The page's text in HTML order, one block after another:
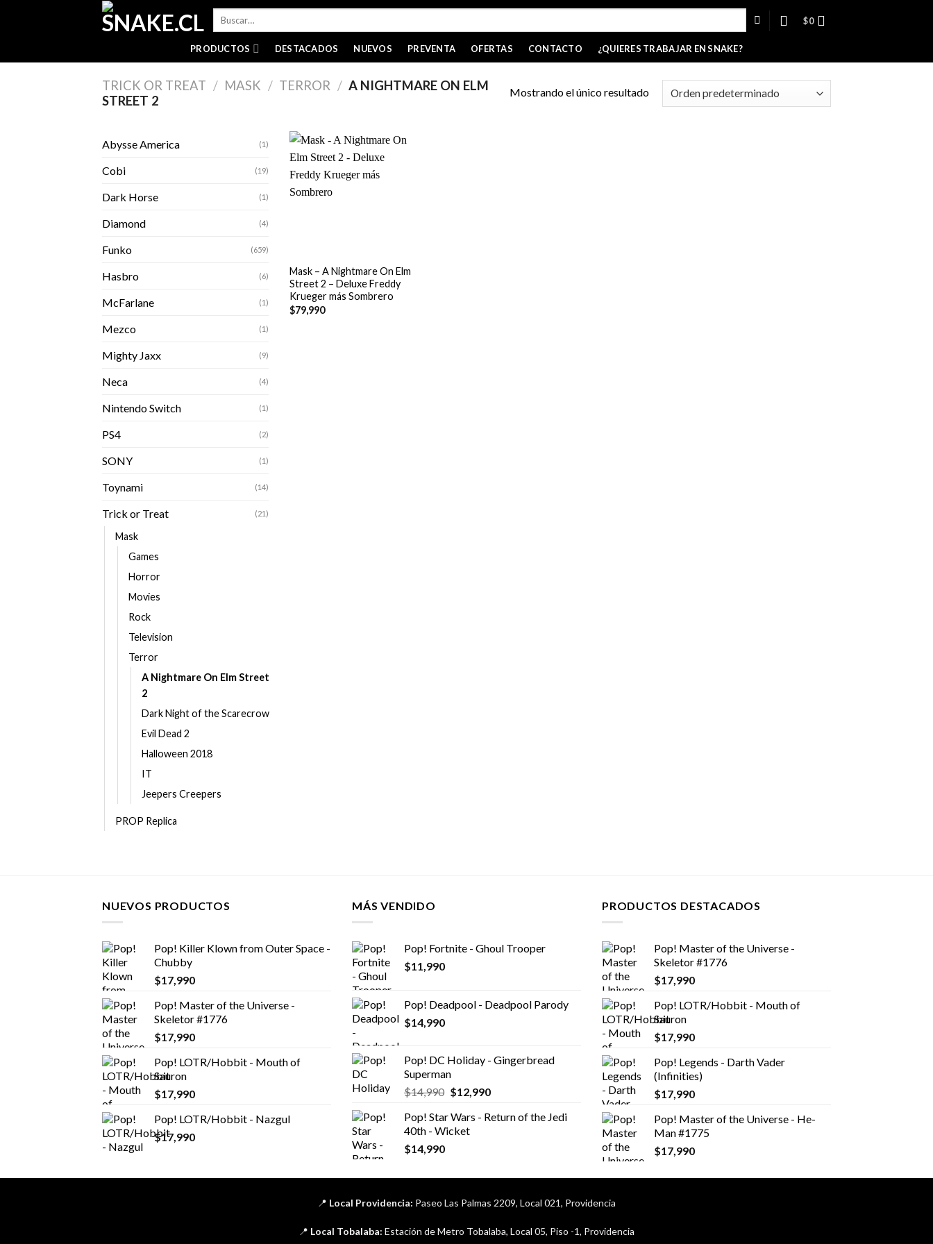
Buscar
$0
PRODUCTOS DESTACADOS NUEVOS PREVENTA OFERTAS CONTACTO ¿QUIERES TRABAJAR EN SNAKE?
TRICK OR TREAT / MASK / TERROR / A NIGHTMARE ON ELM
STREET 2
Mostrando el único resultado
Abysse America (1)
Cobi (19)
Dark Horse (1)
Diamond (4)
Funko (659)
Hasbro (6)
McFarlane (1)
Mezco (1)
Mighty Jaxx (9)
Neca (4)
Nintendo Switch (1)
PS4 (2)
SONY (1)
Toynami (14)
Trick or Treat (21)
Mask
Games
Horror
Movies
Rock
Television
Terror
A Nightmare On Elm Street
2
Dark Night of the Scarecrow
Evil Dead 2
Halloween 2018
IT
Jeepers Creepers
PROP Replica
Mask – A Nightmare On Elm
Street 2 – Deluxe Freddy
Krueger más Sombrero
$79,990
NUEVOS PRODUCTOS
Pop! Killer Klown from Outer Space -
Chubby
$17,990
Pop! Master of the Universe -
Skeletor #1776
$17,990
Pop! LOTR/Hobbit - Mouth of
Sauron
$17,990
Pop! LOTR/Hobbit - Nazgul
$17,990
MÁS VENDIDO
Pop! Fortnite - Ghoul Trooper
$11,990
Pop! Deadpool - Deadpool Parody
$14,990
Pop! DC Holiday - Gingerbread
Superman
$14,990 El
original
era:
$12,990El
actual
Pop! Star Wars - Return of the Jedi
40th - Wicket
$14,990
PRODUCTOS DESTACADOS
Pop! Master of the Universe -
Skeletor #1776
$17,990
Pop! LOTR/Hobbit - Mouth of
Sauron
$17,990
Pop! Legends - Darth Vader
(Infinities)
$17,990
Pop! Master of the Universe - He-
Man #1775
$17,990
📍 Local Providencia: Paseo Las Palmas 2209, Local 021, Providencia
📍 Local Tobalaba: Estación de Metro Tobalaba, Local 05, Piso -1, Providencia